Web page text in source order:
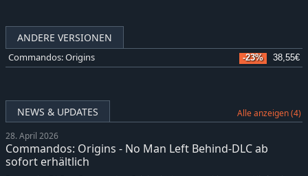
ANDERE VERSIONEN
Commandos: Origins -23% 38,55€
NEWS & UPDATES Alle anzeigen (4)
28. April 2026
Commandos: Origins - No Man Left Behind-DLC ab
sofort erhältlich